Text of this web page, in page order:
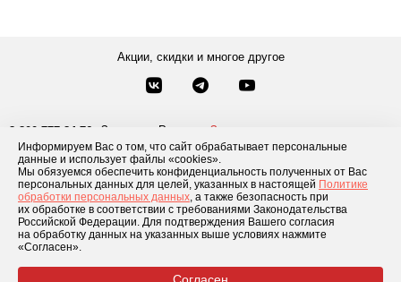
Информируем Вас о том, что сайт обрабатывает персональные
данные и использует файлы «cookies».
Мы обязуемся обеспечить конфиденциальность полученных от Вас
персональных данных для целей, указанных в настоящей Политике
обработки персональных данных, а также безопасность при
их обработке в соответствии с требованиями Законодательства
Российской Федерации. Для подтверждения Вашего согласия
на обработку данных на указанных выше условиях нажмите
«Согласен».
Акции, скидки и многое другое
8-800-777-84-76 Звонки по России
Заказать звонок
8 495 181-69-06
Москва
Каталог товаров О компании Доставка и оплата Блог
Условия рассрочки
Контакты